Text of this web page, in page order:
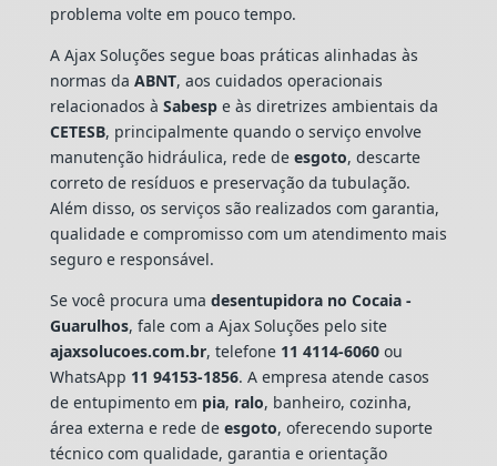
problema volte em pouco tempo.
A Ajax Soluções segue boas práticas alinhadas às
normas da ABNT, aos cuidados operacionais
relacionados à Sabespe às diretrizes ambientais da
CETESB, principalmente quando o serviço envolve
manutenção hidráulica, rede de esgoto, descarte
correto de resíduos e preservação da tubulação.
Além disso, os serviços são realizados com garantia,
qualidade e compromisso com um atendimento mais
seguro e responsável.
Se você procura uma desentupidora no Cocaia -
Guarulhos, fale com a Ajax Soluções pelo site
ajaxsolucoes.com.br, telefone 11 4114-6060ou
WhatsApp 11 94153-1856. A empresa atende casos
de entupimento em pia, ralo, banheiro, cozinha,
área externa e rede de esgoto, oferecendo suporte
técnico com qualidade, garantia e orientação